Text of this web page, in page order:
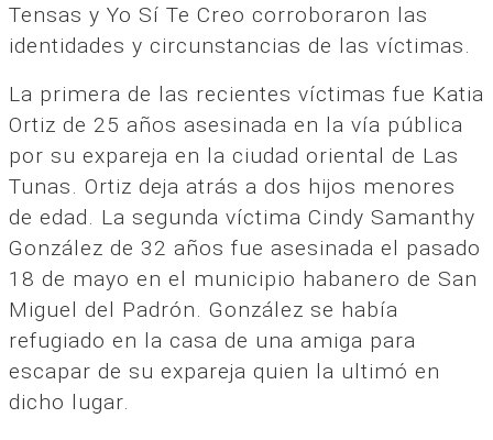
Tensas y Yo Sí Te Creo corroboraron las
identidades y circunstancias de las víctimas.
La primera de las recientes víctimas fue Katia
Ortiz de 25 años asesinada en la vía pública
por su expareja en la ciudad oriental de Las
Tunas. Ortiz deja atrás a dos hijos menores
de edad. La segunda víctima Cindy Samanthy
González de 32 años fue asesinada el pasado
18 de mayo en el municipio habanero de San
Miguel del Padrón. González se había
refugiado en la casa de una amiga para
escapar de su expareja quien la ultimó en
dicho lugar.